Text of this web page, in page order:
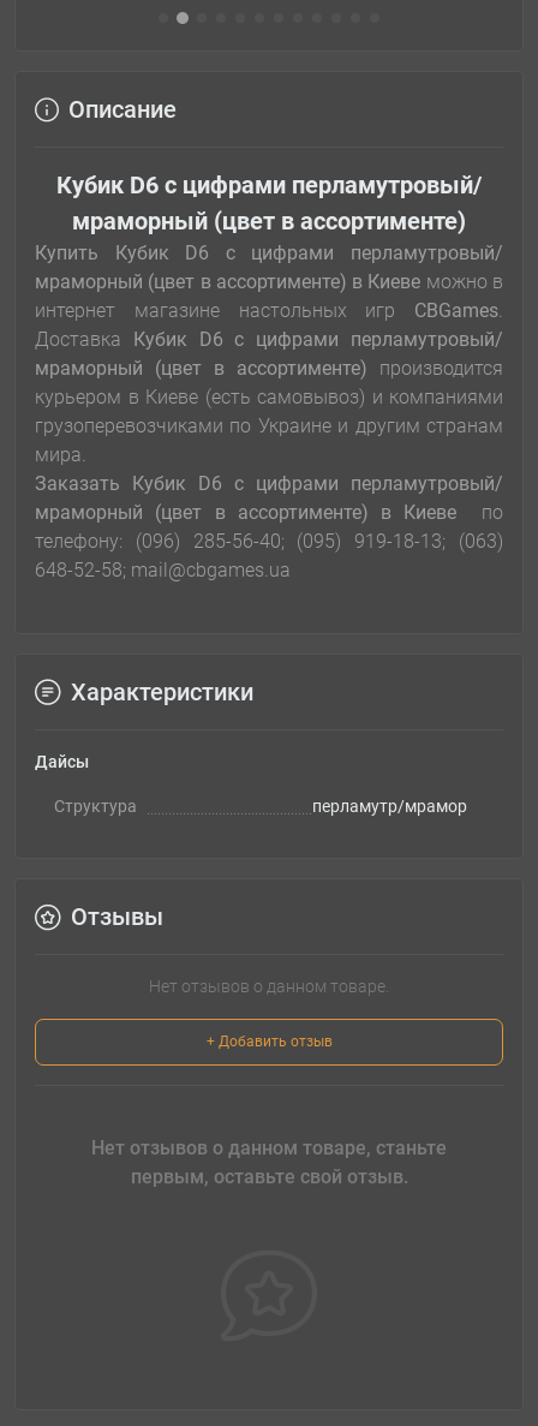
Описание
Кубик D6 с цифрами перламутровый/
мраморный (цвет в ассортименте)
Купить Кубик D6 с цифрами перламутровый/
мраморный (цвет в ассортименте) в Киеве можно в
интернет магазине настольных игр CBGames.
Доставка Кубик D6 с цифрами перламутровый/
мраморный (цвет в ассортименте) производится
курьером в Киеве (есть самовывоз) и компаниями
грузоперевозчиками по Украине и другим странам
мира.
Заказать Кубик D6 с цифрами перламутровый/
мраморный (цвет в ассортименте) в Киеве
по
телефону: (096) 285-56-40; (095) 919-18-13; (063)
648-52-58; mail@cbgames.ua
Характеристики
Дайсы
Структура перламутр/мрамор
Отзывы
Нет отзывов о данном товаре.
+ Добавить отзыв
Нет отзывов о данном товаре, станьте
первым, оставьте свой отзыв.